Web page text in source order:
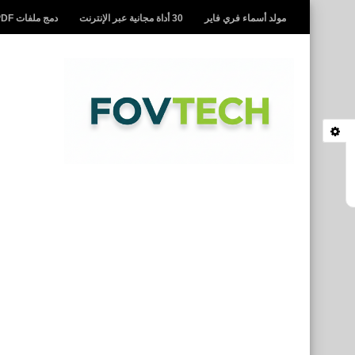
مولد أسماء فري فاير 30 أداة مجانية عبر الإنترنت دمج ملفات PDF